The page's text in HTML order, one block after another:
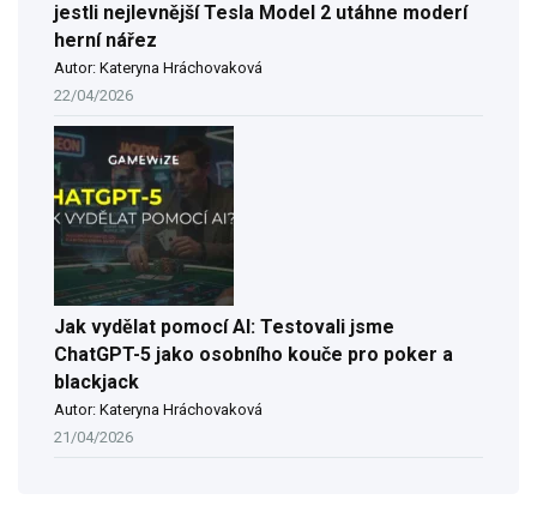
jestli nejlevnější Tesla Model 2 utáhne moderí
herní nářez
Autor: Kateryna Hráchovaková
22/04/2026
Jak vydělat pomocí AI: Testovali jsme
ChatGPT-5 jako osobního kouče pro poker a
blackjack
Autor: Kateryna Hráchovaková
21/04/2026